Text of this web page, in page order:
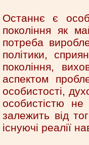
Останнє є
покоління як
потреба
політики,
покоління,
аспектом
особистості,
особистістю
залежить від
існуючі реалії